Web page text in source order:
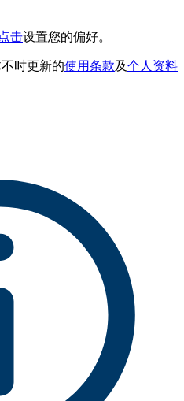
点击设置您的偏好。
时更新的使用条款及个人资料